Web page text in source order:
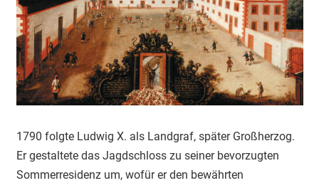
1790 folgte Ludwig X. als Landgraf, später Großherzog.
Er gestaltete das Jagdschloss zu seiner bevorzugten
Sommerresidenz um, wofür er den bewährten